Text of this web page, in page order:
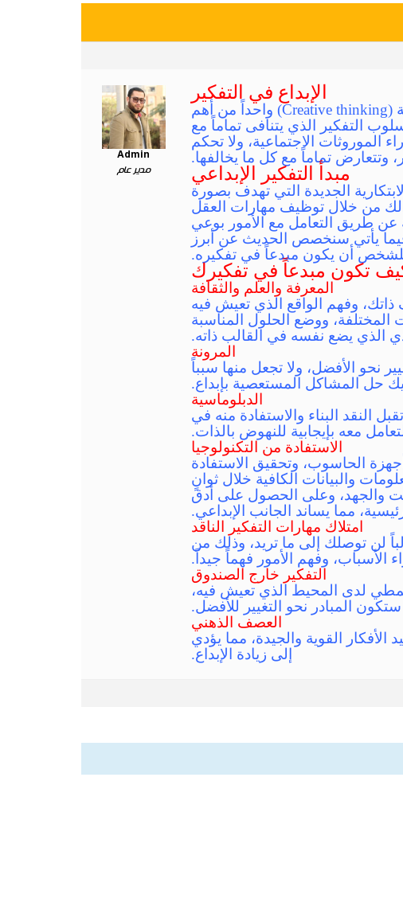
Admin
مدير عام
الإبداع في التفكير
يعد الإبداع في التفكير أو التفكير الإبداعي، أو كما يُطلق عليه في الإنجليزية (Creative thinking) واحداً من أهم
التفكير الذي يتنافى تماماً مع
الموروثات الاجتماعية، ولا تحكم
وتتعارض تماماً مع كل ما يخالفها.
مبدأ التفكير الإبداعي
الجديدة التي تهدف بصورة
من خلال توظيف مهارات العقل
عن طريق التعامل مع الأمور بوعي
يأتي سنخصص الحديث عن أبرز
أن يكون مبدعاً في تفكيره.
تكون مبدعاً في تفكيرك
المعرفة والعلم والثقافة
وفهم الواقع الذي تعيش فيه
المختلفة، ووضع الحلول المناسبة
الذي يضع نفسه في القالب ذاته.
المرونة
نحو الأفضل، ولا تجعل منها سبباً
حل المشاكل المستعصية بإبداع.
الدبلوماسية
النقد البناء والاستفادة منه في
معه بإيجابية للنهوض بالذات.
الاستفادة من التكنولوجيا
الحاسوب، وتحقيق الاستفادة
والبيانات الكافية خلال ثوانٍ
والجهد، وعلى الحصول على أدق
مما يساند الجانب الإبداعي.
امتلاك مهارات التفكير الناقد
لن توصلك إلى ما تريد، وذلك من
الأسباب، وفهم الأمور فهماً جيداً.
التفكير خارج الصندوق
لدى المحيط الذي تعيش فيه،
المبادر نحو التغيير للأفضل.
العصف الذهني
القوية والجيدة، مما يؤدي
إلى زيادة الإبداع.